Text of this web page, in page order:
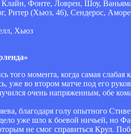
Клайн, Фонте, Ловрен, Шоу,
Ритер (Хьюз, 46), Сендерос,
Хьюз
того момента, когда самая
уже во втором матче под его
очень напряженным, обе
благодаря голу опытного
уже шло к боевой ничьей, но
не смог справиться Крул.